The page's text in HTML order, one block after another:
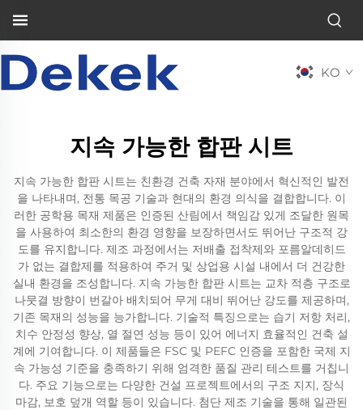
KO
지속 가능한 합판 시트
지속 가능한 합판 시트는 친환경 건축 자재 분야에서 혁신적인 발전
을 나타내며, 전통 목공 기술과 현대의 환경 의식을 결합합니다. 이
러한 공학용 목재 제품은 인증된 산림에서 책임감 있게 조달한 원목
을 사용하여 최소한의 환경 영향을 보장하면서도 뛰어난 구조적 강
도를 유지합니다. 제조 과정에서는 저배출 접착제와 포름알데히드
가 없는 결합제를 적용하여 주거 및 상업용 시설 내에서 더 건강한
실내 환경을 조성합니다. 지속 가능한 합판 시트는 교차 적층 구조로
나뭇결 방향이 번갈아 배치되어 무게 대비 뛰어난 강도를 제공하며,
기존 목재의 성능을 능가합니다. 기술적 특징으로는 습기 저항 처리,
치수 안정성 향상, 열 절연 성능 등이 있어 에너지 효율적인 건축 설
계에 기여합니다. 이 제품들은 FSC 및 PEFC 인증을 포함한 국제 지
속 가능성 기준을 충족하기 위해 엄격한 품질 관리 테스트를 거칩니
다. 주요 기능으로는 다양한 건설 프로젝트에서의 구조 지지, 장식
마감, 보호 덮개 역할 등이 있습니다. 첨단 제조 기술을 통해 일관된